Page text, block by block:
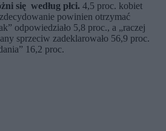
się według płci. 4,5 proc. kobiet
powinien otrzymać
odpowiedziało 5,8 proc., a „raczej
sprzeciw zadeklarowało 56,9 proc.
16,2 proc.